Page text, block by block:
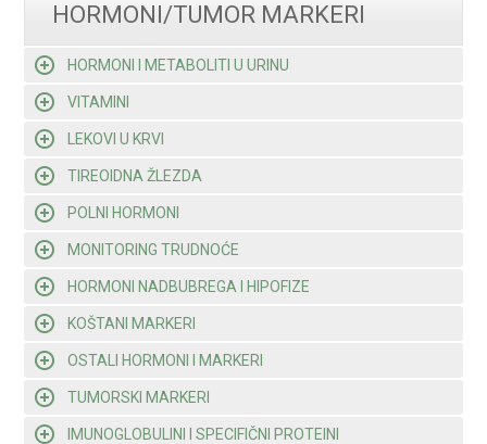
HORMONI/TUMOR MARKERI
HORMONI I METABOLITI U URINU
VITAMINI
LEKOVI U KRVI
TIREOIDNA ŽLEZDA
POLNI HORMONI
MONITORING TRUDNOĆE
HORMONI NADBUBREGA I HIPOFIZE
KOŠTANI MARKERI
OSTALI HORMONI I MARKERI
TUMORSKI MARKERI
IMUNOGLOBULINI I SPECIFIČNI PROTEINI